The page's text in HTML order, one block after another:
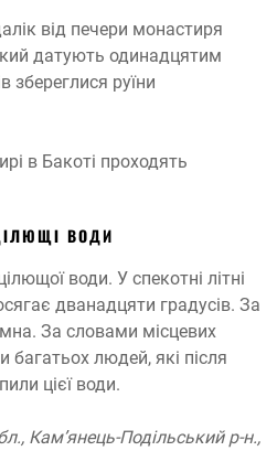
від печери монастиря
датують одинадцятим
збереглися руїни
в Бакоті проходять
ВОДИ
води. У спекотні літні
дванадцяти градусів. За
За словами місцевих
багатьох людей, які після
цієї води.
Кам’янець-Подільський р-н.,